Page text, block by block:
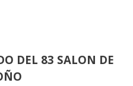
DEL 83 SALON DE